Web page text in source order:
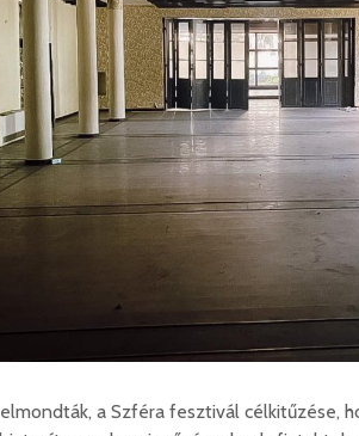
a Szféra fesztivál célkitűzése,
Az
29
által
sofőr